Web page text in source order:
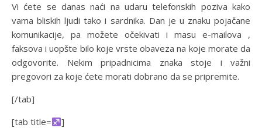
Vi ćete se danas naći na udaru telefonskih poziva kako
vama bliskih ljudi tako i sardnika. Dan je u znaku pojačane
komunikacije, pa možete očekivati i masu e-mailova ,
faksova i uopšte bilo koje vrste obaveza na koje morate da
odgovorite. Nekim pripadnicima znaka stoje i važni
pregovori za koje ćete morati dobrano da se pripremite.
[/tab]
[tab title=
]